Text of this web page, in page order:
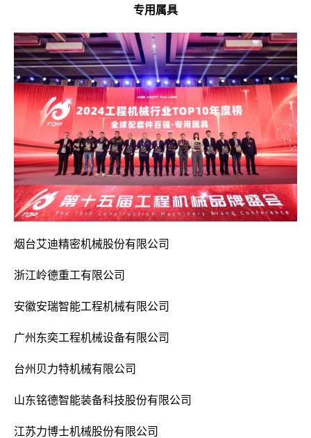
专用属具
烟台艾迪精密机械股份有限公司
浙江岭德重工有限公司
安徽安瑞智能工程机械有限公司
广州东奕工程机械设备有限公司
台州贝力特机械有限公司
山东铭德智能装备科技股份有限公司
江苏力博士机械股份有限公司